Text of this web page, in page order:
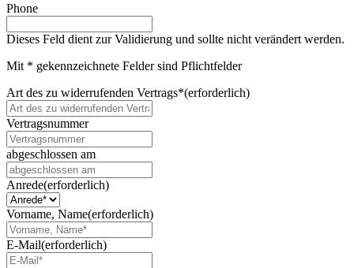
Phone
Dieses Feld dient zur Validierung und sollte nicht verändert werden.
Mit * gekennzeichnete Felder sind Pflichtfelder
Art des zu widerrufenden Vertrags*(erforderlich)
Vertragsnummer
abgeschlossen am
T
u
n
k
t
Anrede(erforderlich)
Vorname, Name(erforderlich)
E-Mail(erforderlich)